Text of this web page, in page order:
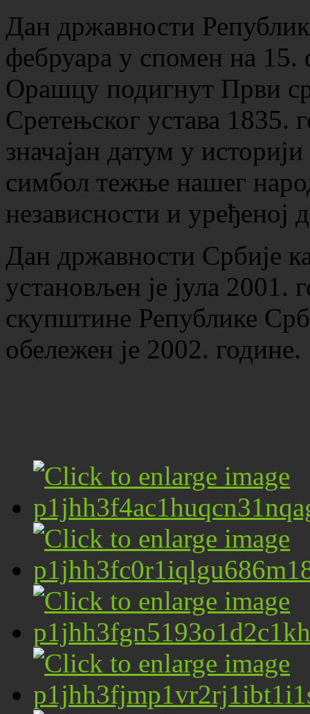
Дан државности
фебруара у спомен на 15.
Орашцу подигнут Први
Сретењског устава 1835.
значајан датум у
симбол тежње нашег
независности и уређеној
Дан државности Србије
установљен је јула 2001.
скупштине Републике
обележен је 2002. године.